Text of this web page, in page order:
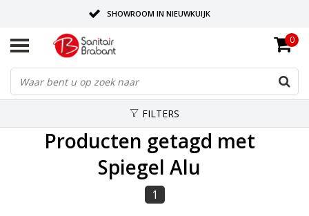
SHOWROOM IN NIEUWKUIJK
BEZORGING OP AFSPRAAK
LEVERING EN REALISATIE ONDER EEN DAK!
0
FILTERS
Producten getagd met
Spiegel Alu
1